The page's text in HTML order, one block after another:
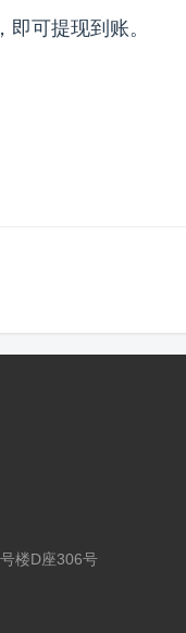
可提现到账。
楼D座306号